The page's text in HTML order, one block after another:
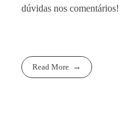
dúvidas nos comentários!
Read More